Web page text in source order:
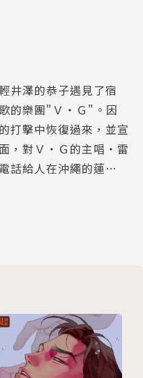
井澤的恭子遇見了宿
的樂團"Ｖ‧Ｇ"。因
打擊中恢復過來，並宣
，對Ｖ‧Ｇ的主唱‧雷
話給人在沖繩的蓮…